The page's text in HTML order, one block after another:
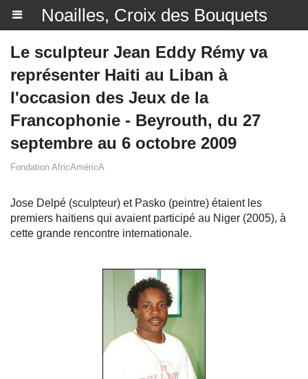
Noailles, Croix des Bouquets
Le sculpteur Jean Eddy Rémy va
représenter Haiti au Liban à
l'occasion des Jeux de la
Francophonie - Beyrouth, du 27
septembre au 6 octobre 2009
Fondation AfricAméricA
Jose Delpé (sculpteur) et Pasko (peintre) étaient les
premiers haitiens qui avaient participé au Niger (2005), à
cette grande rencontre internationale.